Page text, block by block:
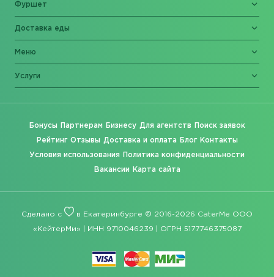
Фуршет
Доставка еды
Меню
Услуги
Бонусы Партнерам Бизнесу Для агентств Поиск заявок
Рейтинг Отзывы Доставка и оплата Блог Контакты
Условия использования Политика конфиденциальности
Вакансии Карта сайта
Сделано с в Екатеринбурге © 2016-2026 CaterMe ООО
«КейтерМи» | ИНН 9710046239 | ОГРН 5177746375087